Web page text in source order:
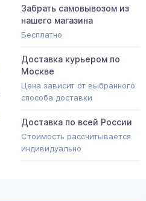
Забрать самовывозом из
нашего магазина
Бесплатно
Доставка курьером по
Москве
Цена зависит от выбранного
способа доставки
Доставка по всей России
Стоимость рассчитывается
индивидуально